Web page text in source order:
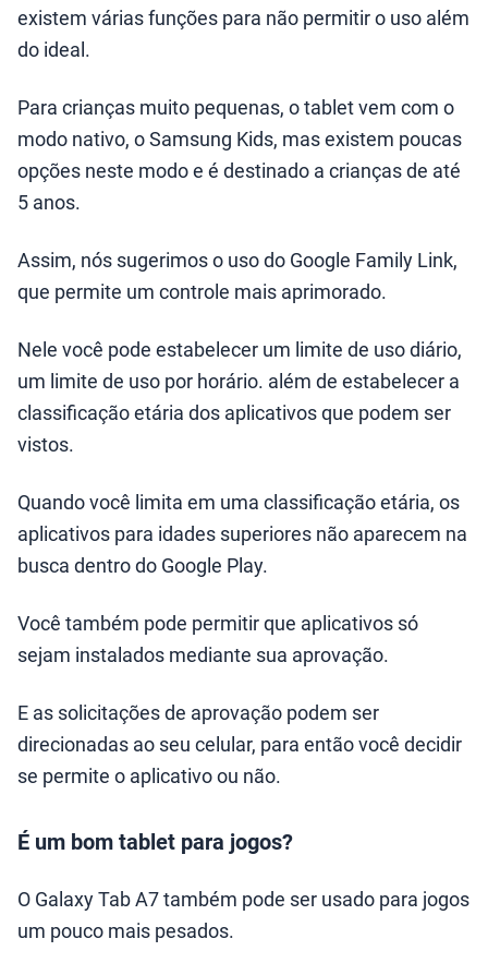
existem várias funções para não permitir o uso além
do ideal.
Para crianças muito pequenas, o tablet vem com o
modo nativo, o Samsung Kids, mas existem poucas
opções neste modo e é destinado a crianças de até
5 anos.
Assim, nós sugerimos o uso do Google Family Link,
que permite um controle mais aprimorado.
Nele você pode estabelecer um limite de uso diário,
um limite de uso por horário. além de estabelecer a
classificação etária dos aplicativos que podem ser
vistos.
Quando você limita em uma classificação etária, os
aplicativos para idades superiores não aparecem na
busca dentro do Google Play.
Você também pode permitir que aplicativos só
sejam instalados mediante sua aprovação.
E as solicitações de aprovação podem ser
direcionadas ao seu celular, para então você decidir
se permite o aplicativo ou não.
É um bom tablet para jogos?
O Galaxy Tab A7 também pode ser usado para jogos
um pouco mais pesados.